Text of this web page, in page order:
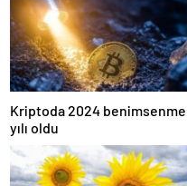
Kriptoda 2024 benimsenme
yılı oldu